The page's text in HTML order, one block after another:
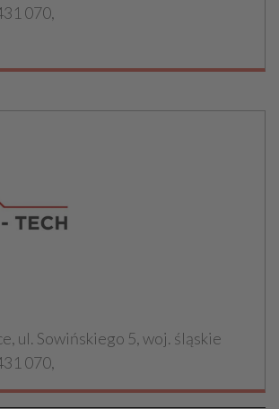
070,
ul. Sowińskiego 5, woj. śląskie
070,